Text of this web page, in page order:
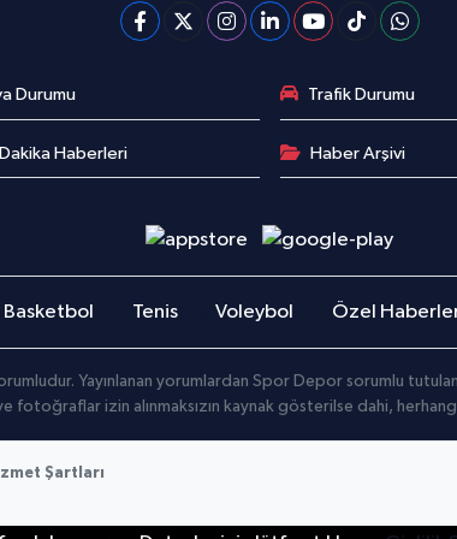
Durumu Trafik Durumu
Haberleri Haber Arşivi
Basketbol Tenis Voleybol Özel
Yayınlanan yorumlardan Spor Depor sorumlu
fotoğraflar izin alınmaksızın kaynak gösterilse dahi,
Şartları